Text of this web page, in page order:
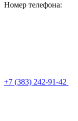
Номер телефона:
+7 (383) 242-91-42